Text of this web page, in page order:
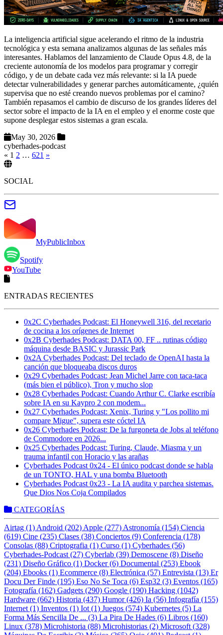
La inteligencia artificial sigue acelerando el ritmo de la industria
tecnológica y esta semana analizamos algunas de las señales más
interesantes. Hablamos del lanzamiento de Claude Opus 4.8, de la
creciente autonomía de los modelos para programar y corregir
código, y de un debate cada vez más relevante: si la IA puede
detectar vulnerabilidades y generar parches automáticamente, ¿quién
supervisa que no esté creando nuevos problemas por el camino?
También repasamos el cambio de discurso de los grandes líderes del
sector sobre el impacto de la IA en el empleo y el enorme coste que
supone desplegar estos sistemas a gran escala.
May 30, 2026
cyberhades-podcast
« 1 2 … 621 »
SOCIAL
MyPublicInbox
Spotify
YouTube
ENTRADAS RECIENTES
0x2C Cyberhades Podcast: El Honeywell 316, del recetario
de cocina a los orígenes de Internet
0x2B Cyberhades Podcast: DATA 00, FF .. rutinas código
máquina desde BASIC y Jurassic Park
0x2A Cyberhades Podcast: Del teclado de OpenAI hasta la
canción que bloqueaba discos duros
0x29 Cyberhades Podcast: Jean Michel Jarre con taca-taca
(más bien el público), Tron y mucho slop
0x28 Cyberhades Podcast: Cuando Arthur C. Clarke escribía
sobre IA en su Kaypro 2 con modem...
0x27 Cyberhades Podcast: Xenix, Turing y "Los pollito mi
compare Migue", supera este cóctel IA
0x26 Cyberhades Podcast: De la furgoneta de Jobs al teléfono
de Commodore en 2026...
0x25 Cyberhades Podcast: Turing, Claude, Miasma y un
trauma infantil con Horacio y las arañas
Cyberhades Podcast 0x24 - El único podcast donde se habla
de un TONTO, HAL y una bomba Bluetooth
Cyberhades Podcast 0x23 - La IA audita y parchea sistemas.
Que Dios Nos Coja Compilados
CATEGORÍAS
Airtag (1) Android (202) Apple (277) Astronomía (154) Ciencia
(619) Cine (235) Clases (38) Conciertos (9) Conferencia (178)
Consolas (88) Criptografia (1) Curso (1) Cyberhades (56)
Cyberhades-Podcast (27) Cyberlab (39) Demoscene (8) Diseño
(231) Diseño Gráfico (1) Docker (6) Documental (253) Ebook
(204) Ebooks (1) Ecommerce (8) Electrónica (57) Entrevista (13) Er
Docu Der Finde (195) Eso No Se Toca (6) Esp32 (3) Eventos (165)
Fotografía (162) Gadgets (290) Google (190) Hacking (1042)
Hardware (662) Historia (437) Humor (426) Ia (56) Infografía (155)
Internet (1) Inventos (1) Iot (1) Juegos (574) Kubernetes (5) La
Forma Más Sencilla De ... (3) La Pira De Hades (6) Libros (160)
Linux (378) Microhistoria (88) Microhistorias (2) Microsoft (328)